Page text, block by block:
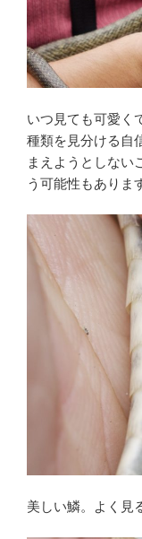
いつ見ても可愛く
種類を見分ける自
まえようとしない
う可能性もありま
美しい鱗。よく見